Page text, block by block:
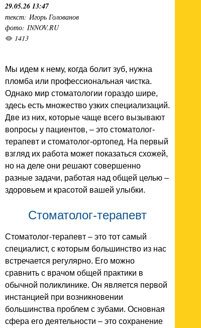
29.05.26 13:47
текст: Игорь Голованов
фото: INNOV.RU
1413
Мы идем к нему, когда болит зуб, нужна
пломба или профессиональная чистка.
Однако мир стоматологии гораздо шире,
здесь есть множество узких специализаций.
Две из них, которые чаще всего вызывают
вопросы у пациентов, – это стоматолог-
терапевт и стоматолог-ортопед. На первый
взгляд их работа может показаться схожей,
но на деле они решают совершенно
разные задачи, работая над общей целью –
здоровьем и красотой вашей улыбки.
Стоматолог-терапевт
Стоматолог-терапевт – это тот самый
специалист, с которым большинство из нас
встречается регулярно. Его можно
сравнить с врачом общей практики в
обычной поликлинике. Он является первой
инстанцией при возникновении
большинства проблем с зубами. Основная
сфера его деятельности – это сохранение